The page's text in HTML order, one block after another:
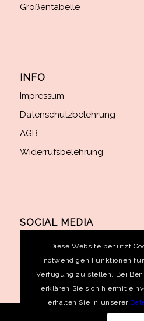
Größentabelle
INFO
Impressum
Datenschutzbelehrung
AGB
Widerrufsbelehrung
SOCIAL MEDIA
Diese Website benutzt
notwendigen Funktionen
Verfügung zu stellen. Bei
erklären Sie sich hiermit
erhalten Sie in unserer